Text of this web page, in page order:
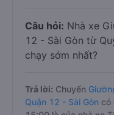
Câu hỏi: Nhà xe
12 - Sài Gòn từ
chạy sớm nhất?
Trả lời: Chuyến
Quận 12 - Sài Gòn có